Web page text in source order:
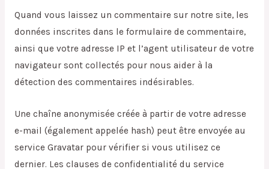
Quand vous laissez un commentaire sur notre site, les
données inscrites dans le formulaire de commentaire,
ainsi que votre adresse IP et l’agent utilisateur de votre
navigateur sont collectés pour nous aider à la
détection des commentaires indésirables.
Une chaîne anonymisée créée à partir de votre adresse
e-mail (également appelée hash) peut être envoyée au
service Gravatar pour vérifier si vous utilisez ce
dernier. Les clauses de confidentialité du service